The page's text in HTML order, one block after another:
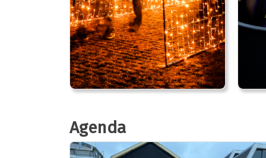
Agenda